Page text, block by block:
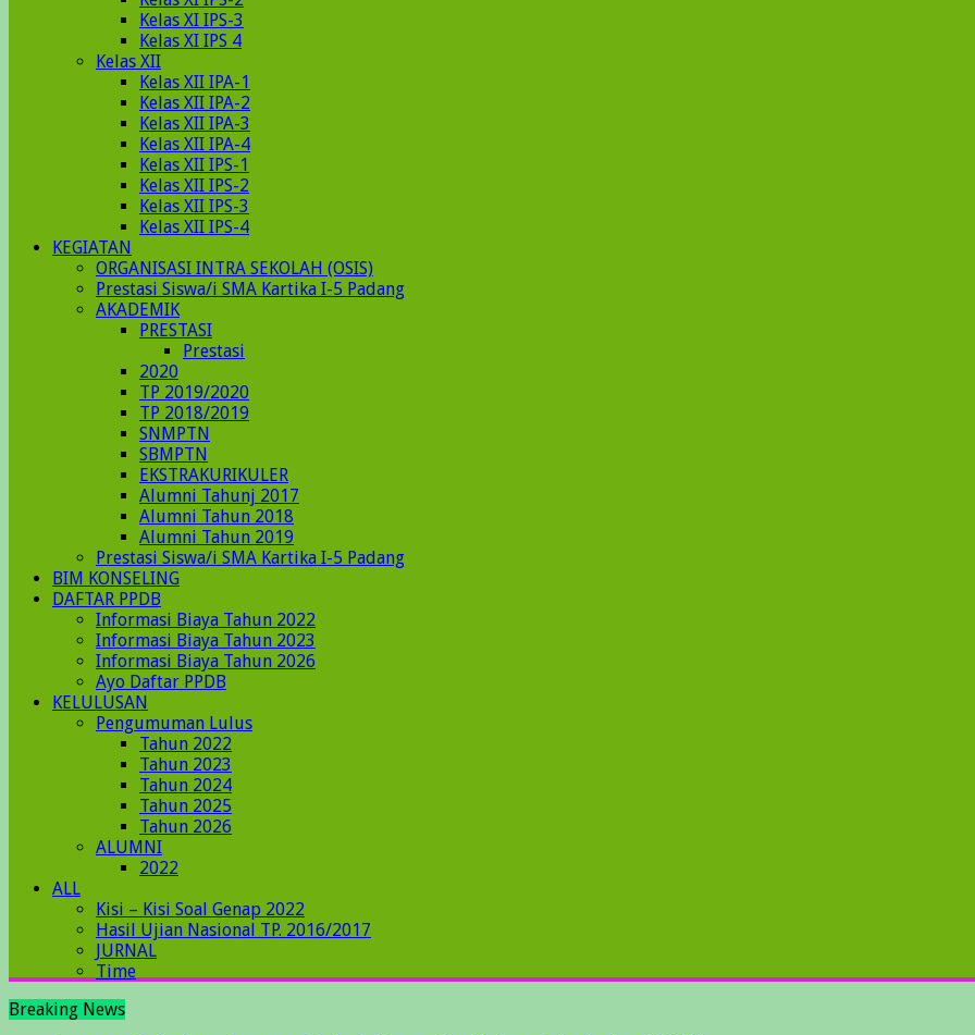
Kelas XI IPS-3
Kelas XI IPS 4
Kelas XII
Kelas XII IPA-1
Kelas XII IPA-2
Kelas XII IPA-3
Kelas XII IPA-4
Kelas XII IPS-1
Kelas XII IPS-2
Kelas XII IPS-3
Kelas XII IPS-4
KEGIATAN
ORGANISASI INTRA SEKOLAH (OSIS)
Prestasi Siswa/i SMA Kartika I-5 Padang
AKADEMIK
PRESTASI
Prestasi
2020
TP 2019/2020
TP 2018/2019
SNMPTN
SBMPTN
EKSTRAKURIKULER
Alumni Tahunj 2017
Alumni Tahun 2018
Alumni Tahun 2019
Prestasi Siswa/i SMA Kartika I-5 Padang
BIM KONSELING
DAFTAR PPDB
Informasi Biaya Tahun 2022
Informasi Biaya Tahun 2023
Informasi Biaya Tahun 2026
Ayo Daftar PPDB
KELULUSAN
Pengumuman Lulus
Tahun 2022
Tahun 2023
Tahun 2024
Tahun 2025
Tahun 2026
ALUMNI
2022
ALL
Kisi – Kisi Soal Genap 2022
Hasil Ujian Nasional TP. 2016/2017
JURNAL
Time
Breaking News